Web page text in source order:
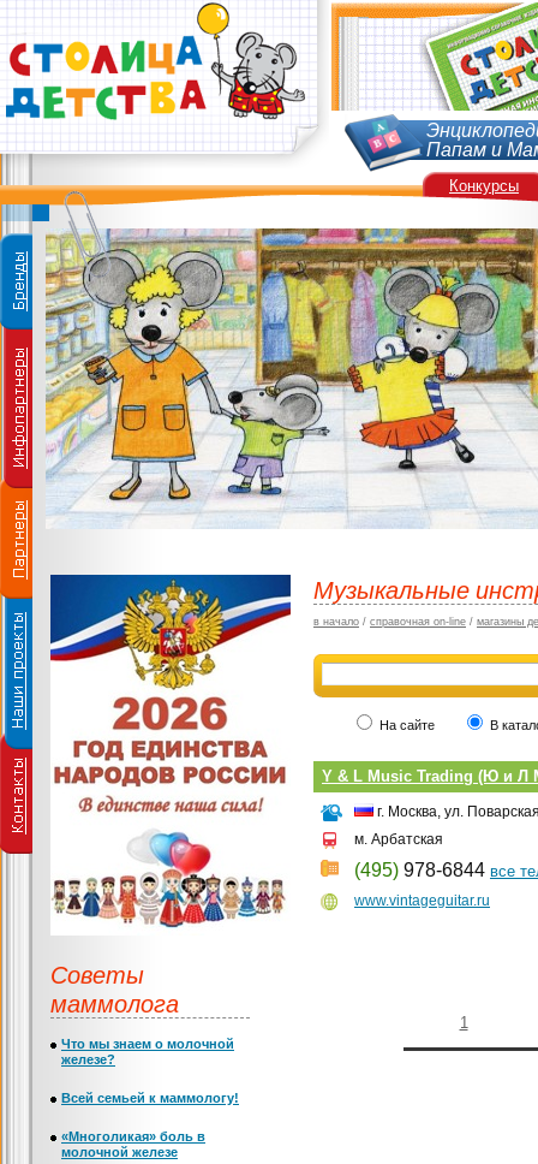
Папам и
Музыкальные
в начало / справочная on-line / магазины
На сайте В
Y & L Music Trading (Ю и Л
г. Москва, ул.
м. Арбатская
(495) 978-6844 все
www.vintageguitar.ru
1
Советы
маммолога
Что мы знаем о молочной
железе?
Всей семьей к маммологу!
«Многоликая» боль в
молочной железе
Конкурсы